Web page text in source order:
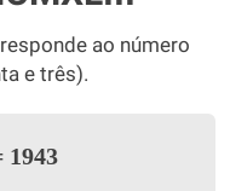
ao número
e três).
1943